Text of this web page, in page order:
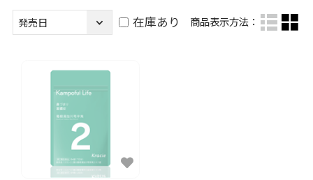
在庫あり 商品表示方法：